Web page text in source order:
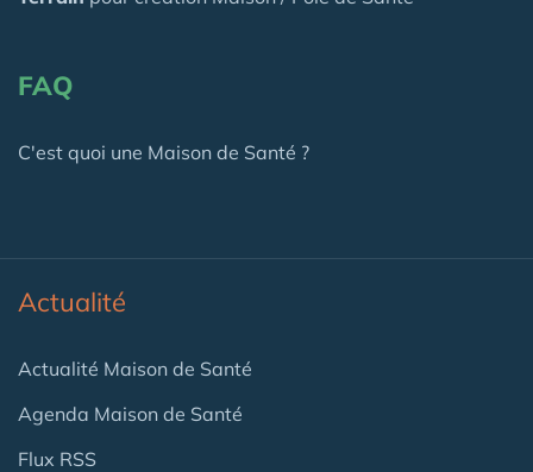
FAQ
C'est quoi une Maison de Santé ?
Actualité
Actualité Maison de Santé
Agenda Maison de Santé
Flux RSS